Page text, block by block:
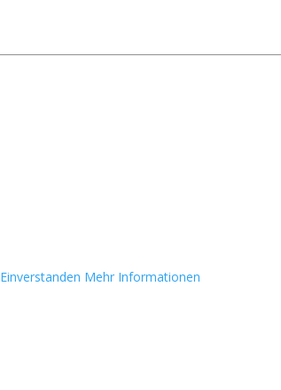
Einverstanden Mehr Informationen